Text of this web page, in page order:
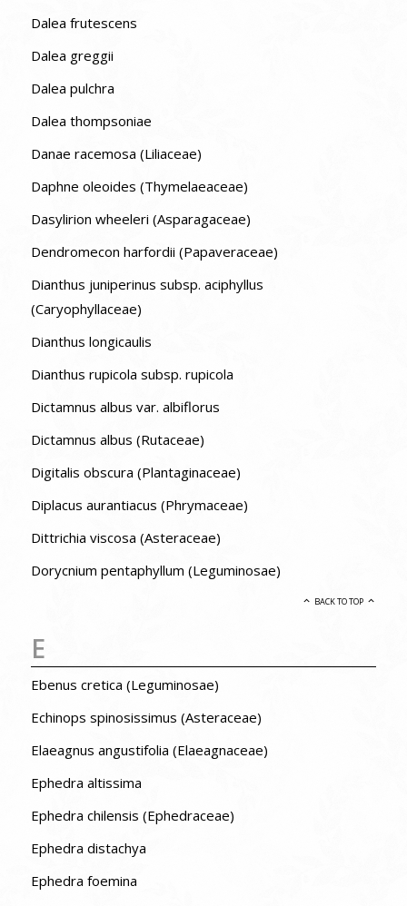
Dalea frutescens
Dalea greggii
Dalea pulchra
Dalea thompsoniae
Danae racemosa (Liliaceae)
Daphne oleoides (Thymelaeaceae)
Dasylirion wheeleri (Asparagaceae)
Dendromecon harfordii (Papaveraceae)
Dianthus juniperinus subsp. aciphyllus
(Caryophyllaceae)
Dianthus longicaulis
Dianthus rupicola subsp. rupicola
Dictamnus albus var. albiflorus
Dictamnus albus (Rutaceae)
Digitalis obscura (Plantaginaceae)
Diplacus aurantiacus (Phrymaceae)
Dittrichia viscosa (Asteraceae)
Dorycnium pentaphyllum (Leguminosae)
BACK TO TOP
E
Ebenus cretica (Leguminosae)
Echinops spinosissimus (Asteraceae)
Elaeagnus angustifolia (Elaeagnaceae)
Ephedra altissima
Ephedra chilensis (Ephedraceae)
Ephedra distachya
Ephedra foemina